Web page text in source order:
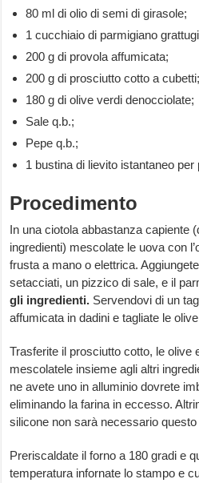
80 ml di olio di semi di girasole;
1 cucchiaio di parmigiano
200 g di provola affumicata;
200 g di prosciutto cotto a cubetti;
180 g di olive verdi denocciolate;
Sale q.b.;
Pepe q.b.;
1 bustina di lievito istantaneo per
Procedimento
In una ciotola abbastanza capiente
ingredienti) mescolate le uova con
frusta a mano o elettrica.
setacciati, un pizzico di sale, e il
gli ingredienti. Servendovi di un
affumicata in dadini e tagliate le
Trasferite il prosciutto cotto, le olive
mescolatele insieme agli altri
ne avete uno in alluminio dovrete
eliminando la farina in eccesso.
silicone non sarà necessario
Preriscaldate il forno a 180 gradi e
temperatura infornate lo stampo e